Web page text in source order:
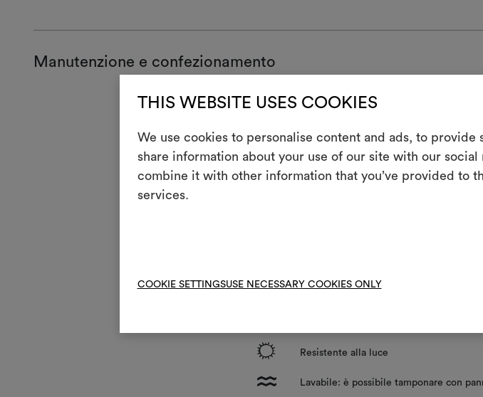
THIS WEBSITE USES COOKIES
We use cookies to personalise content and ads, to
share information about your use of our site with our
combine it with other information that you’ve provided to
services.
COOKIE SETTINGSUSE NECESSARY COOKIES ONLY
Manutenzione e confezionamento
Manutenzione/lavaggio
H Stiratura tiepida
3
Lavare a macchina a temperatura
carico; centrifuga delicato: 1/2 carico;
*
i Resistente alla luce
l Lavabile: è possibile tamponare con